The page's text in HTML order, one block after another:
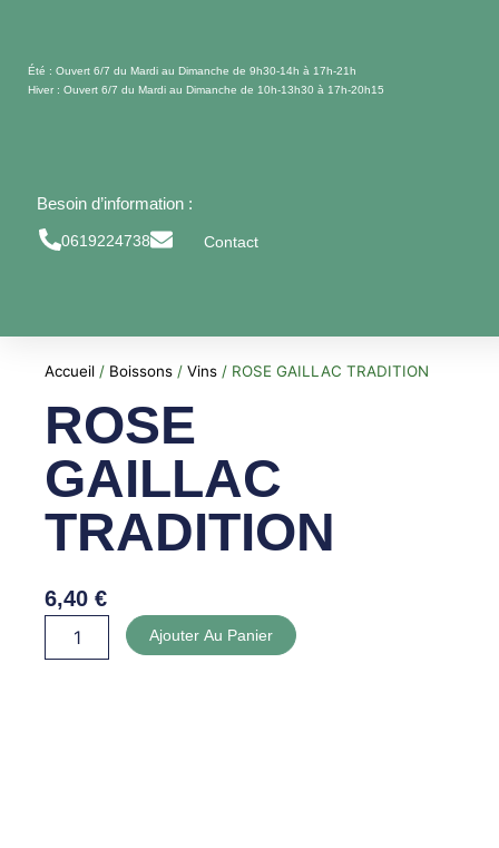
contenuÉté : Ouvert 6/7 du Mardi au Dimanche de 9h30-14h à 17h-21h
Hiver : Ouvert 6/7 du Mardi au Dimanche de 10h-13h30 à 17h-20h15
Besoin d’information :
0619224738 Contact
Accueil / Boissons /Vins / ROSE GAILLAC TRADITION
ROSE
GAILLAC
TRADITION
6,40€
Ajouter Au Panier